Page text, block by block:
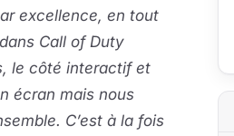
excellence, en tout
Call of Duty
le côté interactif et
écran mais nous
C’est à la fois